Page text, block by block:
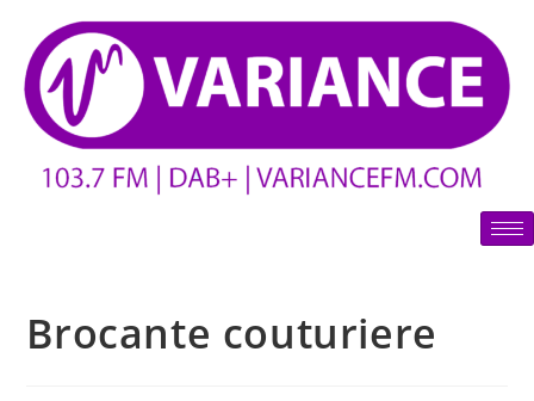
Brocante couturiere